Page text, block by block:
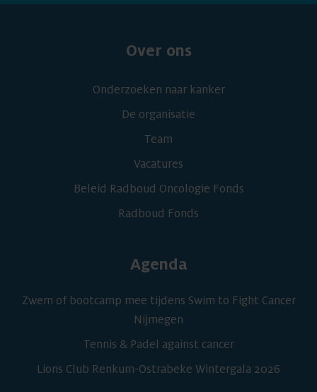
Over ons
Onderzoeken naar kanker
De organisatie
Team
Vacatures
Beleid Radboud Oncologie Fonds
Radboud Fonds
Agenda
Zwem of bootcamp mee tijdens Swim to Fight Cancer
Nijmegen
Tennis & Padel against cancer
Lions Club Renkum-Ostrabeke Wintergala 2026